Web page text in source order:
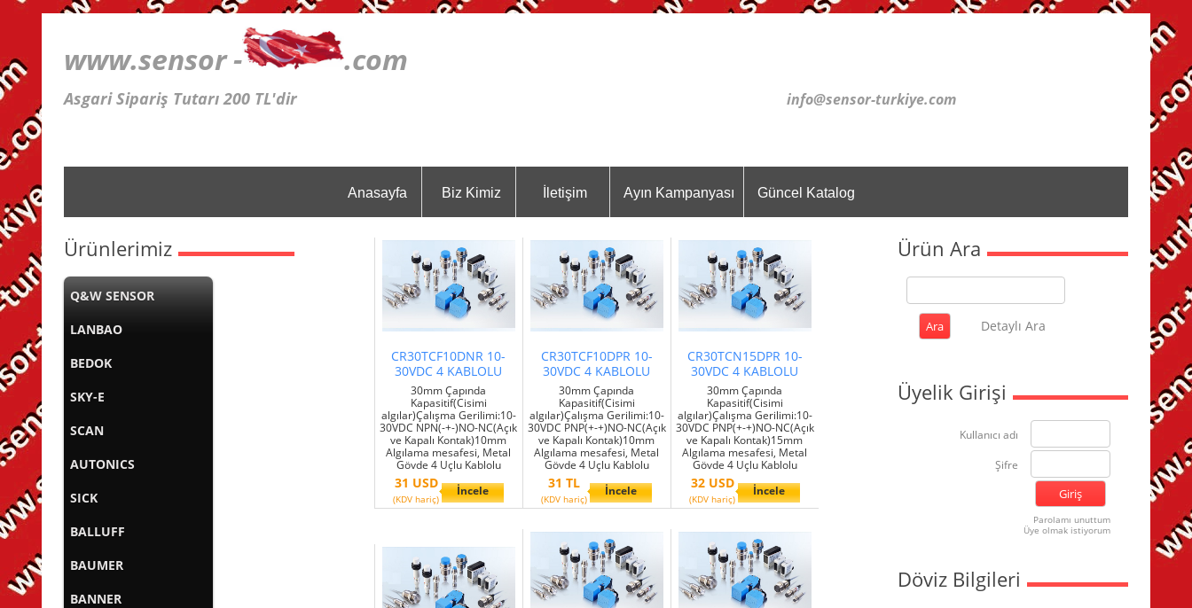
www.sensor - .com
Asgari Sipariş Tutarı 200 TL'dir info@sensor-turkiye.com
Anasayfa Biz Kimiz İletişim Ayın Kampanyası Güncel Katalog
Ürünlerimiz
Q&W SENSOR
LANBAO
BEDOK
SKY-E
SCAN
AUTONICS
SICK
BALLUFF
BAUMER
BANNER
CR30TCF10DNR 10-
30VDC 4 KABLOLU
30mm Çapında
Kapasitif(Cisimi
algılar)Çalışma Gerilimi:10-
30VDC NPN(-+-)NO-NC(Açık
ve Kapalı Kontak)10mm
Algılama mesafesi, Metal
Gövde 4 Uçlu Kablolu
31 USD
(KDV hariç)
İncele
CR30TCF10DPR 10-
30VDC 4 KABLOLU
30mm Çapında
Kapasitif(Cisimi
algılar)Çalışma Gerilimi:10-
30VDC PNP(+-+)NO-NC(Açık
ve Kapalı Kontak)10mm
Algılama mesafesi, Metal
Gövde 4 Uçlu Kablolu
31 TL
(KDV hariç)
İncele
CR30TCN15DPR 10-
30VDC 4 KABLOLU
30mm Çapında
Kapasitif(Cisimi
algılar)Çalışma Gerilimi:10-
30VDC PNP(+-+)NO-NC(Açık
ve Kapalı Kontak)15mm
Algılama mesafesi, Metal
Gövde 4 Uçlu Kablolu
32 USD
(KDV hariç)
İncele
Ürün Ara
Detaylı Ara
Üyelik Girişi
Kullanıcı adı
Şifre
Parolamı unuttum
Üye olmak istiyorum
Döviz Bilgileri